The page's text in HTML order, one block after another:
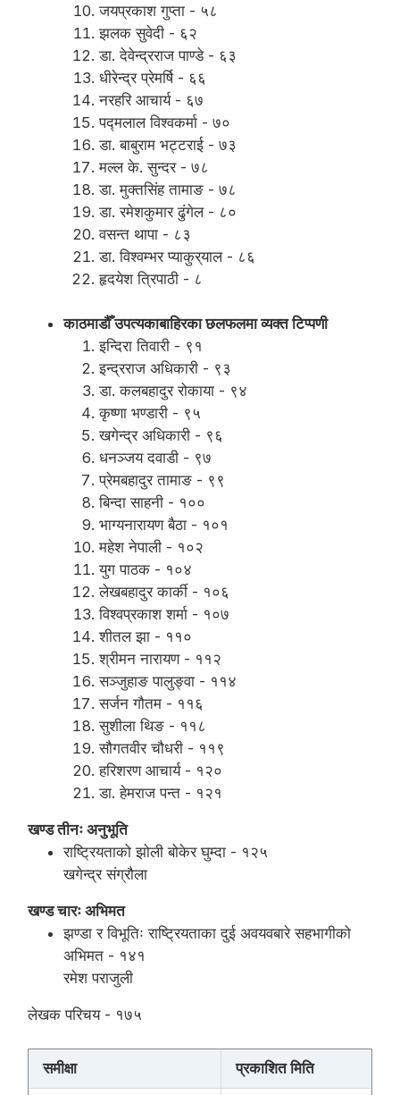
जयप्रकाश गुप्ता - ५८
झलक सुवेदी - ६२
डा. देवेन्द्रराज पाण्डे - ६३
धीरेन्द्र प्रेमर्षि - ६६
नरहरि आचार्य - ६७
पद्मलाल विश्वकर्मा - ७०
डा. बाबुराम भट्टराई - ७३
मल्ल के. सुन्दर - ७८
डा. मुक्तसिंह तामाङ - ७८
डा. रमेशकुमार ढुंगेल - ८०
वसन्त थापा - ८३
डा. विश्वम्भर प्याकुर्‌याल - ८६
हृदयेश त्रिपाठी - ८
काठमाडौँ उपत्यकाबाहिरका छलफलमा व्यक्त टिप्पणी
इन्दिरा तिवारी - ९१
इन्द्रराज अधिकारी - ९३
डा. कलबहादुर रोकाया - ९४
कृष्णा भण्डारी - ९५
खगेन्द्र अधिकारी - ९६
धनञ्जय दवाडी - ९७
प्रेमबहादुर तामाङ - ९९
बिन्दा साहनी - १००
भाग्यनारायण बैठा - १०१
महेश नेपाली - १०२
युग पाठक - १०४
लेखबहादुर कार्की - १०६
विश्वप्रकाश शर्मा - १०७
शीतल झा - ११०
श्रीमन नारायण - ११२
सञ्जुहाङ पालुङ्वा - ११४
सर्जन गौतम - ११६
सुशीला थिङ - ११८
सौगतवीर चौधरी - ११९
हरिशरण आचार्य - १२०
डा. हेमराज पन्त - १२१
खण्ड तीनः अनुभूति
राष्ट्रियताको झोली बोकेर घुम्दा - १२५
खगेन्द्र संग्रौला
खण्ड चारः अभिमत
झण्डा र विभूतिः राष्ट्रियताका दुई अवयवबारे सहभागीको
अभिमत - १४१
रमेश पराजुली
लेखक परिचय - १७५
समीक्षा प्रकाशित मिति